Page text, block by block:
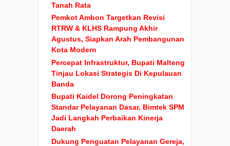
Tanah Rata
Pemkot Ambon Targetkan Revisi
RTRW & KLHS Rampung Akhir
Agustus, Siapkan Arah Pembangunan
Kota Modern
Percepat Infrastruktur, Bupati Malteng
Tinjau Lokasi Strategis Di Kepulauan
Banda
Bupati Kaidel Dorong Peningkatan
Standar Pelayanan Dasar, Bimtek SPM
Jadi Langkah Perbaikan Kinerja
Daerah
Dukung Penguatan Pelayanan Gereja,